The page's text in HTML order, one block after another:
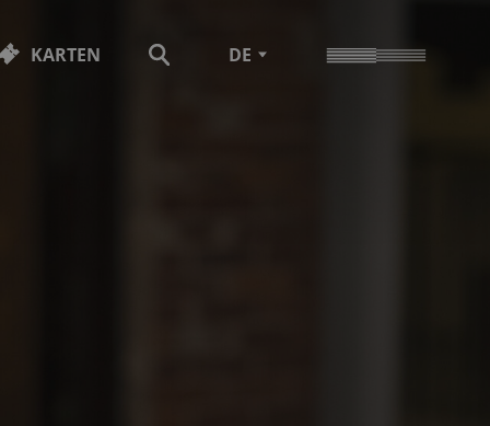
KARTEN DE